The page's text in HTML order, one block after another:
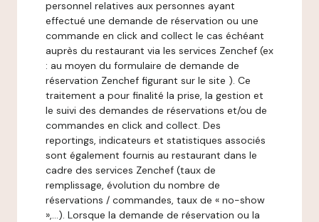
personnel relatives aux personnes ayant
effectué une demande de réservation ou une
commande en click and collect le cas échéant
auprès du restaurant via les services Zenchef (ex
: au moyen du formulaire de demande de
réservation Zenchef figurant sur le site ). Ce
traitement a pour finalité la prise, la gestion et
le suivi des demandes de réservations et/ou de
commandes en click and collect. Des
reportings, indicateurs et statistiques associés
sont également fournis au restaurant dans le
cadre des services Zenchef (taux de
remplissage, évolution du nombre de
réservations / commandes, taux de « no-show
»,…). Lorsque la demande de réservation ou la